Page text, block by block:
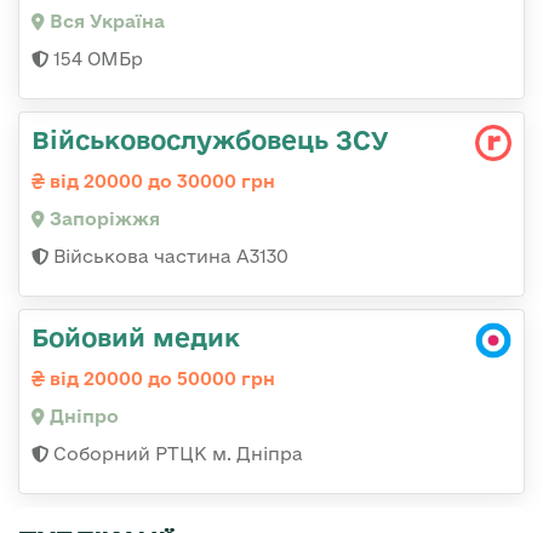
Вся Україна
154 ОМБр
Військовослужбовець ЗСУ
від 20000 до 30000 грн
Запоріжжя
Військова частина А3130
Бойовий медик
від 20000 до 50000 грн
Дніпро
Соборний РТЦК м. Дніпра